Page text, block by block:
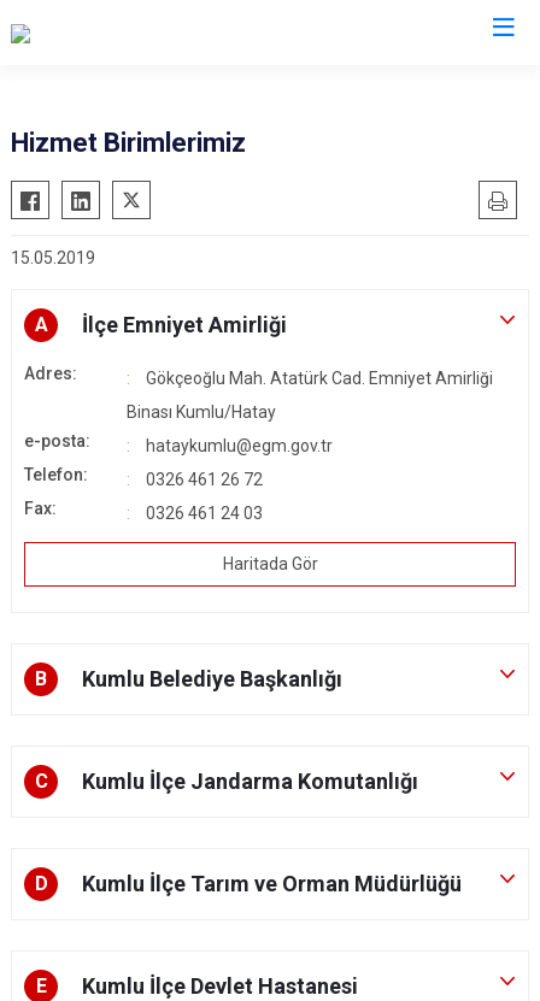
Altınözü
Belen
Dörtyol
Hassa
İskenderun
Kumlu
Arsuz
Antakya
Hizmet Birimlerimiz
15.05.2019
A İlçe Emniyet Amirliği
Adres:
Gökçeoğlu Mah. Atatürk Cad. Emniyet Amirliği
Binası Kumlu/Hatay
e-posta:
hataykumlu@egm.gov.tr
Telefon:
0326 461 26 72
Fax:
0326 461 24 03
Haritada Gör
B Kumlu Belediye Başkanlığı
C Kumlu İlçe Jandarma Komutanlığı
D Kumlu İlçe Tarım ve Orman Müdürlüğü
E Kumlu İlçe Devlet Hastanesi